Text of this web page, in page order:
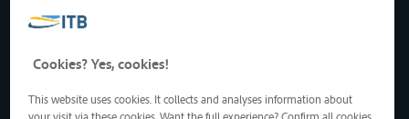
Transport par Batellerie
Drukpersstraat 19
1000 Bruxelles, Belgique
Tél: +32 2 217 09 67
http://www.itb-info.be
Cookies? Yes, cookies!
This website uses cookies. It collects and analyses information about